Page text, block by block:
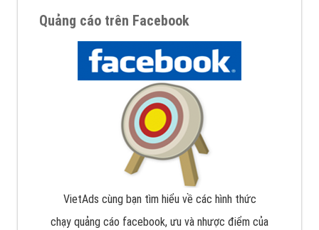
Quảng cáo trên Facebook
VietAds cùng bạn tìm hiểu về các hình thức
chạy quảng cáo facebook, ưu và nhược điểm của